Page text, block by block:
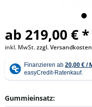
ab 219,00 € *
inkl. MwSt.zzgl. Versandkosten
Gummieinsatz: